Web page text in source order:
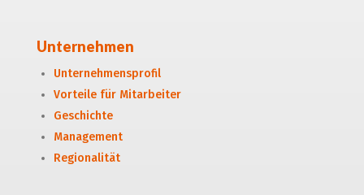
Unternehmen
Unternehmensprofil
Vorteile für Mitarbeiter
Geschichte
Management
Regionalität